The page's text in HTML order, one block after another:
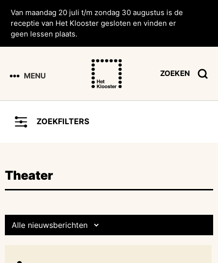
Van maandag 20 juli t/m zondag 30 augustus is de
receptie van Het Klooster gesloten en vinden er
geen lessen plaats.
MENU ZOEKEN
ZOEKFILTERS
Theater